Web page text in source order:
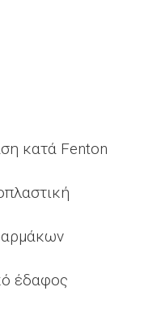
κατά Fenton
έδαφος